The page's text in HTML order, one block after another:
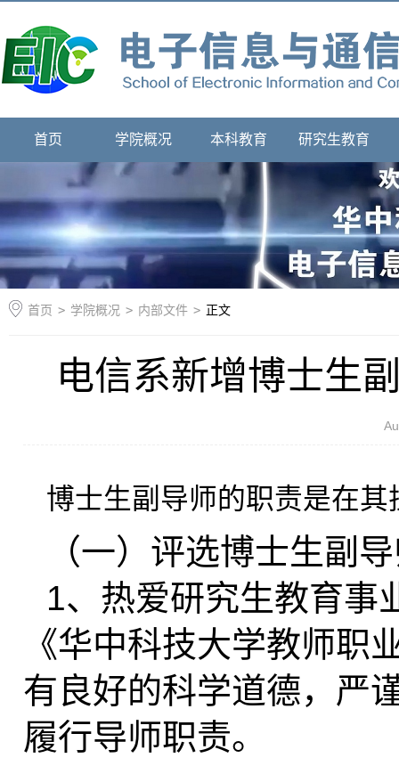
首页 学院概况 本科教育 研究生教育
首页 > 学院概况 > 内部文件 > 正文
电信系新增博士生
博士生副导师的职责是在
（一）评选博士生副
1、热爱研究生教育事
《华中科技大学教师职
有良好的科学道德，严
履行导师职责。